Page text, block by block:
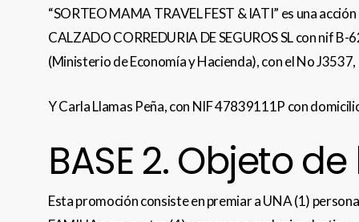
“SORTEO MAMA TRAVEL FEST & IATI” es una
CALZADO CORREDURIA DE SEGUROS SL con nif
(Ministerio de Economía y Hacienda), con el No
Y Carla Llamas Peña, con NIF 47839111P con
BASE 2. Objeto
Esta promoción consiste en premiar a UNA (1)